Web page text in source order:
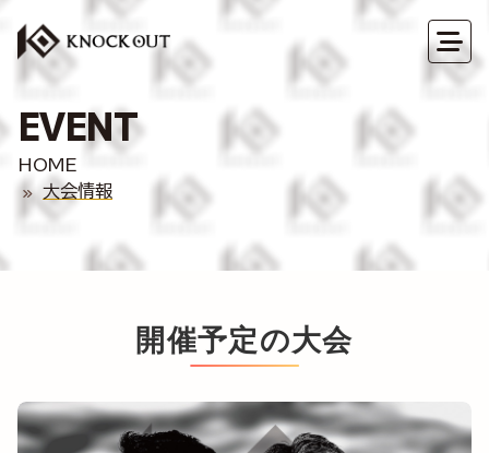
EVENT
HOME
大会情報
開催予定の大会